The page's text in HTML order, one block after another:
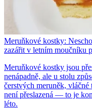
Meruňkové kostky:
zazářit v letním moučníku
Meruňkové kostky jsou
nenápadně, ale u stolu
čerstvých meruněk, vláčné
není přeslazená — to je
léto.